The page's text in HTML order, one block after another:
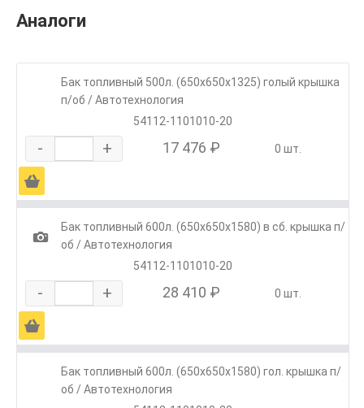
Аналоги
Бак топливный 500л. (650х650х1325) голый крышка
п/об / Автотехнология
54112-1101010-20
- + 17 476 ₽ 0 шт.
Ä
1
Бак топливный 600л. (650х650х1580) в сб. крышка п/
об / Автотехнология
54112-1101010-20
- + 28 410 ₽ 0 шт.
Ä
Бак топливный 600л. (650х650х1580) гол. крышка п/
об / Автотехнология